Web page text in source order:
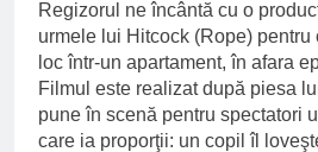
Regizorul ne încântă cu o
urmele lui Hitcock (Rope) pentru
loc într-un apartament, în afara
Filmul este realizat după piesa
pune în scenă pentru spectatori
care ia proporţii: un copil îl